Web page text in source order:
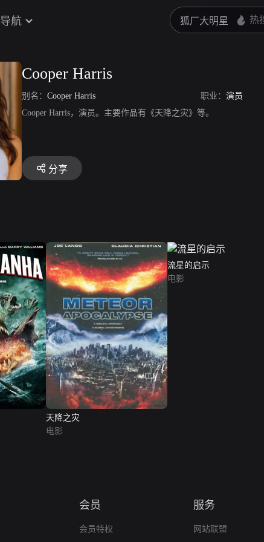
导航
Cooper Harris
别名： Cooper Harris 职业： 演员
Cooper Harris，演员。主要作品有《天降之灾》等。
分享
天降之灾
电影
流星的启示
电影
会员
会员特权
服务
网站联盟